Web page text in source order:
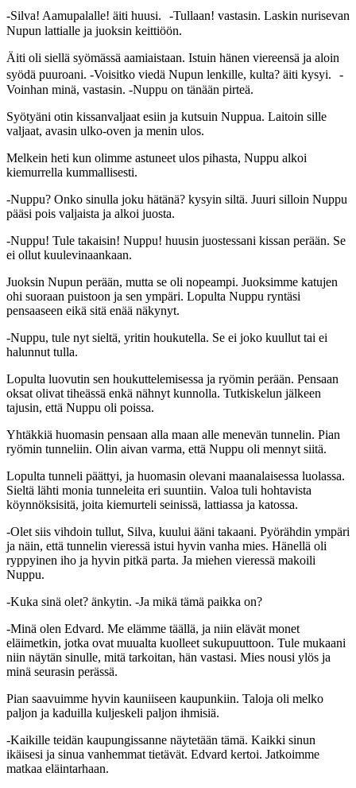
-Silva! Aamupalalle! äiti huusi. -Tullaan! vastasin. Laskin nurisevan
Nupun lattialle ja juoksin keittiöön.
Äiti oli siellä syömässä aamiaistaan. Istuin hänen viereensä ja aloin
syödä puuroani. -Voisitko viedä Nupun lenkille, kulta? äiti kysyi. -
Voinhan minä, vastasin. -Nuppu on tänään pirteä.
Syötyäni otin kissanvaljaat esiin ja kutsuin Nuppua. Laitoin sille
valjaat, avasin ulko-oven ja menin ulos.
Melkein heti kun olimme astuneet ulos pihasta, Nuppu alkoi
kiemurrella kummallisesti.
-Nuppu? Onko sinulla joku hätänä? kysyin siltä. Juuri silloin Nuppu
pääsi pois valjaista ja alkoi juosta.
-Nuppu! Tule takaisin! Nuppu! huusin juostessani kissan perään. Se
ei ollut kuulevinaankaan.
Juoksin Nupun perään, mutta se oli nopeampi. Juoksimme katujen
ohi suoraan puistoon ja sen ympäri. Lopulta Nuppu ryntäsi
pensaaseen eikä sitä enää näkynyt.
-Nuppu, tule nyt sieltä, yritin houkutella. Se ei joko kuullut tai ei
halunnut tulla.
Lopulta luovutin sen houkuttelemisessa ja ryömin perään. Pensaan
oksat olivat tiheässä enkä nähnyt kunnolla. Tutkiskelun jälkeen
tajusin, että Nuppu oli poissa.
Yhtäkkiä huomasin pensaan alla maan alle menevän tunnelin. Pian
ryömin tunneliin. Olin aivan varma, että Nuppu oli mennyt siitä.
Lopulta tunneli päättyi, ja huomasin olevani maanalaisessa luolassa.
Sieltä lähti monia tunneleita eri suuntiin. Valoa tuli hohtavista
köynnöksisitä, joita kiemurteli seinissä, lattiassa ja katossa.
-Olet siis vihdoin tullut, Silva, kuului ääni takaani. Pyörähdin ympäri
ja näin, että tunnelin vieressä istui hyvin vanha mies. Hänellä oli
ryppyinen iho ja hyvin pitkä parta. Ja miehen vieressä makoili
Nuppu.
-Kuka sinä olet? änkytin. -Ja mikä tämä paikka on?
-Minä olen Edvard. Me elämme täällä, ja niin elävät monet
eläimetkin, jotka ovat muualta kuolleet sukupuuttoon. Tule mukaani
niin näytän sinulle, mitä tarkoitan, hän vastasi. Mies nousi ylös ja
minä seurasin perässä.
Pian saavuimme hyvin kauniiseen kaupunkiin. Taloja oli melko
paljon ja kaduilla kuljeskeli paljon ihmisiä.
-Kaikille teidän kaupungissanne näytetään tämä. Kaikki sinun
ikäisesi ja sinua vanhemmat tietävät. Edvard kertoi. Jatkoimme
matkaa eläintarhaan.